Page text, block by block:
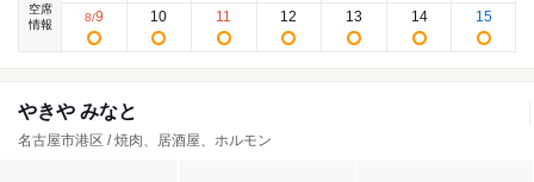
空席
情報
8/9 10 11 12 13 14 15
やきや みなと
名古屋市港区 / 焼肉、居酒屋、ホルモン